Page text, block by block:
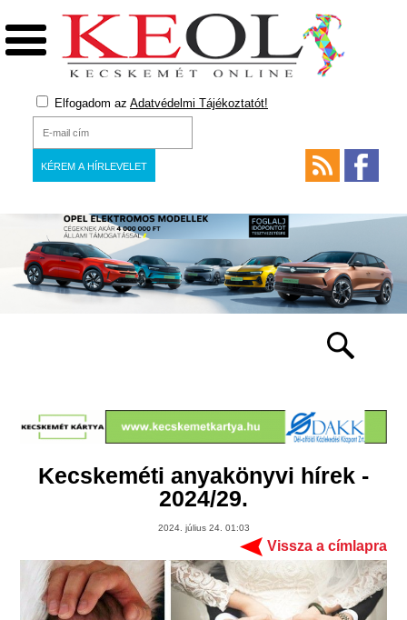
Elfogadom az Adatvédelmi Tájékoztatót!
Kecskeméti anyakönyvi hírek -
2024/29.
2024. július 24. 01:03
Vissza a címlapra